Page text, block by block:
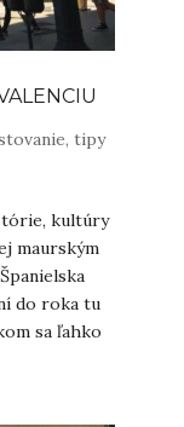
, tipy
kultúry
maurským
do roka tu
sa ľahko